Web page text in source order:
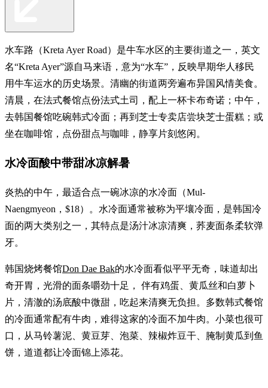
水车路（Kreta Ayer Road）是牛车水区的主要街道之一，英文
名“Kreta Ayer”源自马来语，意为“水车”，反映早期华人移民
用牛车运水的历史场景。清幽的街道两旁遍布异国风情美食。
清晨，在法式餐馆点份法式土司，配上一杯卡布奇诺；中午，
去韩国餐馆吃碗韩式冷面；再到芝士专卖店尝块芝士蛋糕；或
坐在咖啡馆，点份甜点与咖啡，静享片刻悠闲。
水冷面酸中带甜冰凉解暑
炎热的中午，最适合点一碗冰凉的水冷面（Mul-
Naengmyeon，$18）。水冷面通常被称为平壤冷面，是韩国冷
面的两大类别之一，其特点是汤汁冰凉清爽，荞麦面条柔软弹
牙。
韩国烧烤餐馆Don Dae Bak的水冷面看似平平无奇，味道却出
奇开胃，光滑的面条嚼劲十足， 伴有鸡蛋、黄瓜丝和白萝卜
片，清澈的汤底酸中微甜，吃起来清爽无负担。多数韩式餐馆
的冷面通常配有牛肉，难得这家的冷面不加牛肉。小菜也很可
口，从马铃薯泥、黄豆芽、泡菜、辣椒炸豆干、腌制黄瓜到鱼
饼，道道都让冷面锦上添花。